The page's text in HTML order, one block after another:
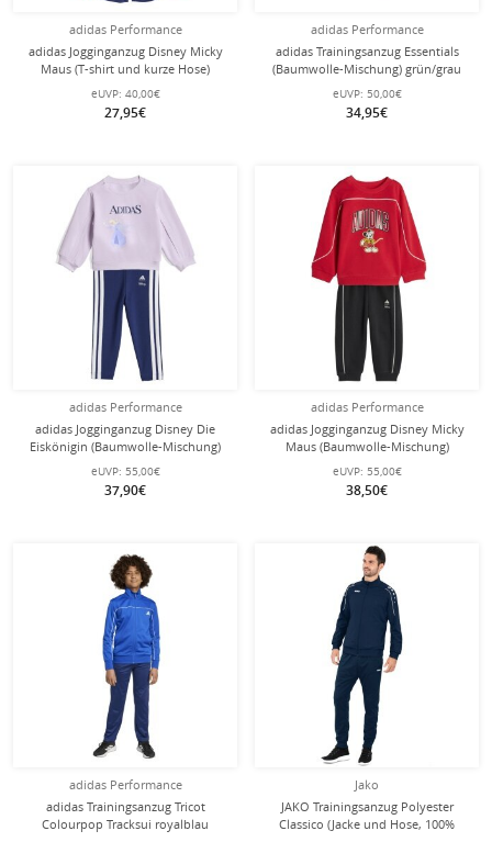
adidas Performance
adidas Jogginganzug Disney Micky
Maus (T-shirt und kurze Hose)
orange/dunkelblau Kleinkinder
eUVP: 40,00€
27,95€
adidas Performance
adidas Trainingsanzug Essentials
(Baumwolle-Mischung) grün/grau
Kleinkinder
eUVP: 50,00€
34,95€
adidas Performance
adidas Jogginganzug Disney Die
Eiskönigin (Baumwolle-Mischung)
lila/navyblau Kleinkinder Mädchen
eUVP: 55,00€
37,90€
adidas Performance
adidas Jogginganzug Disney Micky
Maus (Baumwolle-Mischung)
rot/schwarz Kleinkinder
eUVP: 55,00€
38,50€
adidas Performance
adidas Trainingsanzug Tricot
Colourpop Tracksui royalblau
Jako
JAKO Trainingsanzug Polyester
Classico (Jacke und Hose, 100%